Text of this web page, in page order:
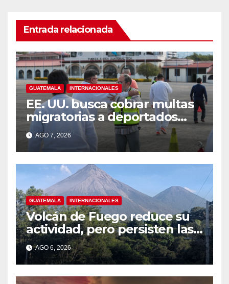
Entrada relacionada
GUATEMALA INTERNACIONALES
EE. UU. busca cobrar multas
migratorias a deportados
que viven en Guatemala,
México y Honduras
AGO 7, 2026
GUATEMALA INTERNACIONALES
Volcán de Fuego reduce su
actividad, pero persisten las
alertas
AGO 6, 2026